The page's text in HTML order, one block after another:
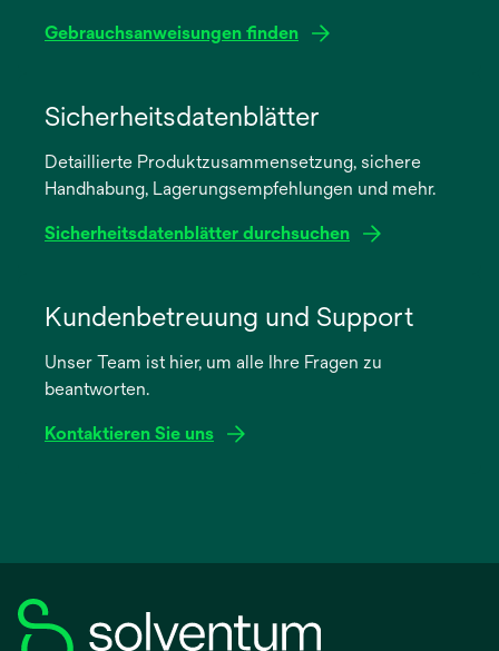
Gebrauchsanweisungen finden
neuen
Registerkarte
Sicherheitsdatenblätter
Detaillierte Produktzusammensetzung, sichere
Handhabung, Lagerungsempfehlungen und mehr.
Sicherheitsdatenblätter durchsuchen
neuen
Registerkarte
Kundenbetreuung und Support
Unser Team ist hier, um alle Ihre Fragen zu
beantworten.
Kontaktieren Sie uns